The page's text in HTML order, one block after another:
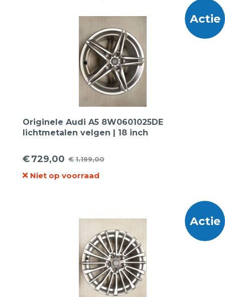
Actie
Originele Audi A5 8W0601025DE
lichtmetalen velgen | 18 inch
€1.199,00
Oorspronkelijke
prijs
€729,00
Huidige
prijs
Niet op voorraad
Actie